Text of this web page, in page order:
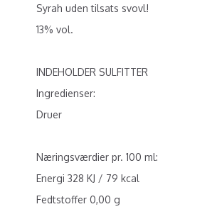
Syrah uden tilsats svovl!
13% vol.
INDEHOLDER SULFITTER
Ingredienser:
Druer
Næringsværdier pr. 100 ml:
Energi 328 KJ / 79 kcal
Fedtstoffer 0,00 g